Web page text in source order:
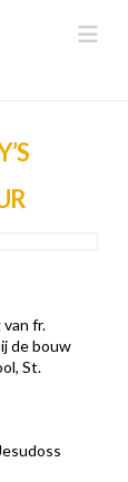
fr.
de bouw
St.